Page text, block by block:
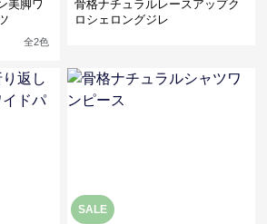
美脚ワ
全2色
骨格ナチュラルレースアップク
ロシェロングジレ
SALE